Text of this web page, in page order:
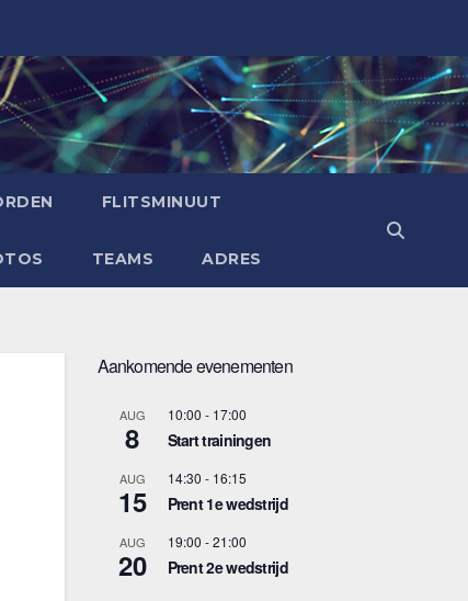
FLITSMINUUT
TEAMS ADRES
Aankomende evenementen
AUG
8
10:00 - 17:00
Start trainingen
AUG
15
14:30 - 16:15
Prent 1e wedstrijd
AUG
20
19:00 -21:00
Prent 2e wedstrijd